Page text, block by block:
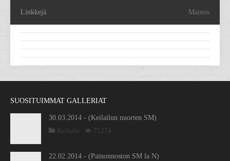
Linkkejä Mainos
SUOSITUIMMAT GALLERIAT
30.03.2014 - (Keilailun nuorten SM)
Keilailu
71274
22.02.2014 - (Painonnoston SM la N)